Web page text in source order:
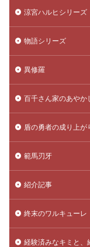
涼宮ハルヒシリーズ
物語シリーズ
異修羅
百千さん家のあやか
盾の勇者の成り上が
範馬刃牙
紹介記事
終末のワルキューレ
経験済みなキミと、